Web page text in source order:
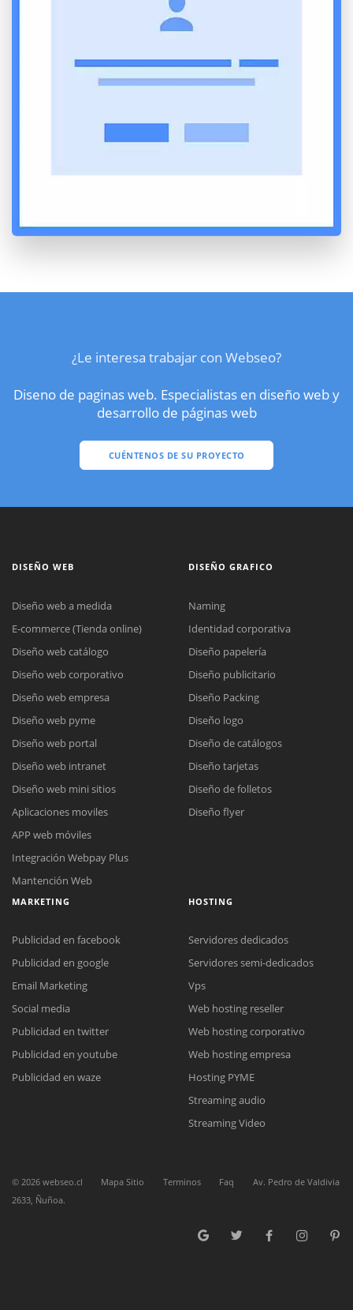
¿Le interesa trabajar con Webseo?
Diseno de paginas web. Especialistas en diseño web y
desarrollo de páginas web
CUÉNTENOS DE SU PROYECTO
Reunión online
Nuestros ejecutivos le enviarán un correo electrónico con el enlace a
Meet para la reunión online.
Cotización
Complete el formulario y nos contactaremos a la brevedad.
Chat Online
para enviarnos un correo electrónico con sus datos personales.
DISEÑO WEB
Diseño web a medida
E-commerce (Tienda online)
Diseño web catálogo
Diseño web corporativo
Diseño web empresa
Diseño web pyme
Diseño web portal
Diseño web intranet
Diseño web mini sitios
Aplicaciones moviles
APP web móviles
Integración Webpay Plus
Mantención Web
DISEÑO GRAFICO
Naming
Identidad corporativa
Diseño papelería
Diseño publicitario
Diseño Packing
Diseño logo
Diseño de catálogos
Diseño tarjetas
Diseño de folletos
Diseño flyer
MARKETING
Publicidad en facebook
Publicidad en google
Email Marketing
Social media
Publicidad en twitter
Publicidad en youtube
Publicidad en waze
HOSTING
Servidores dedicados
Servidores semi-dedicados
Vps
Web hosting reseller
Web hosting corporativo
Web hosting empresa
Hosting PYME
Streaming audio
Streaming Video
© 2026 webseo.cl Mapa Sitio Terminos Faq
Av. Pedro de Valdivia
2633, Ñuñoa.